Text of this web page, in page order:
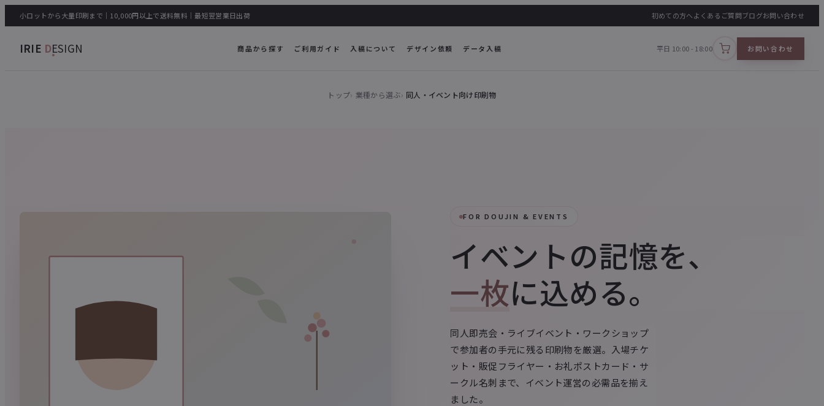
小ロットから大量印刷まで｜10,000円以上で送料無料｜最短翌営業日出荷 初めての方へよくあるご質問ブログお問い合わせ
IRIE DESIGN 商品から探す ご利用ガイド 入稿について デザイン依頼 データ入稿 平日 10:00 - 18:00
カートを見る
お問い合わせ
トップ 業種から選ぶ 同人・イベント向け印刷物
FOR DOUJIN & EVENTS
イベントの記憶を、
一枚に込める。
同人即売会・ライブイベント・ワークショップ
で参加者の手元に残る印刷物を厳選。入場チケ
ット・販促フライヤー・お礼ポストカード・サ
ークル名刺まで、イベント運営の必需品を揃え
ました。